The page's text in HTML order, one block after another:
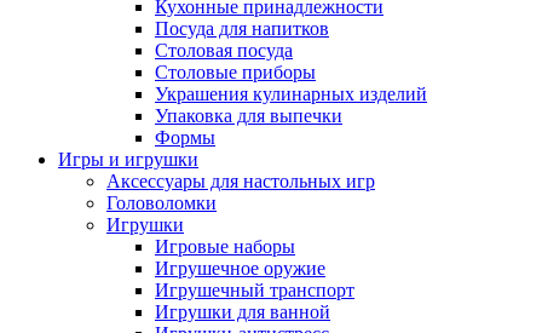
Кухонные принадлежности
Посуда для напитков
Столовая посуда
Столовые приборы
Украшения кулинарных изделий
Упаковка для выпечки
Формы
Игры и игрушки
Аксессуары для настольных игр
Головоломки
Игрушки
Игровые наборы
Игрушечное оружие
Игрушечный транспорт
Игрушки для ванной